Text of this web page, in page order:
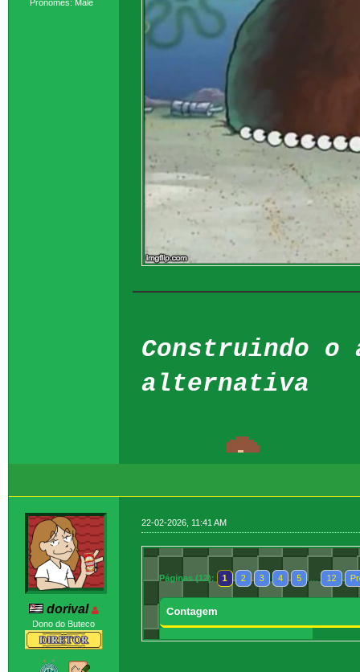
Pronomes: Male
Construindo o
alternativa
dorival
Dono do Buteco
22-02-2026, 11:41 AM